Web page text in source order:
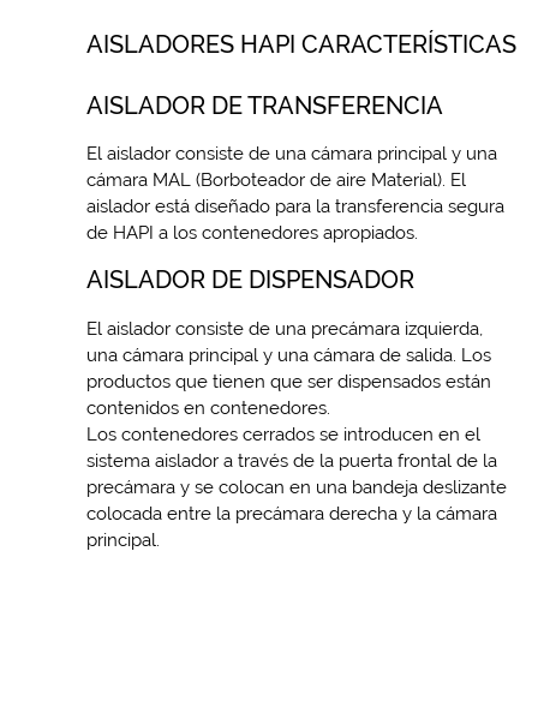
AISLADORES HAPI CARACTERÍSTICAS
AISLADOR DE TRANSFERENCIA
El aislador consiste de una cámara principal y una
cámara MAL (Borboteador de aire Material). El
aislador está diseñado para la transferencia segura
de HAPI a los contenedores apropiados.
AISLADOR DE DISPENSADOR
El aislador consiste de una precámara izquierda,
una cámara principal y una cámara de salida. Los
productos que tienen que ser dispensados están
contenidos en contenedores.
Los contenedores cerrados se introducen en el
sistema aislador a través de la puerta frontal de la
precámara y se colocan en una bandeja deslizante
colocada entre la precámara derecha y la cámara
principal.